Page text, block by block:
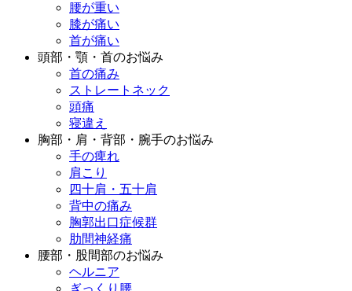
腰が重い
膝が痛い
首が痛い
頭部・顎・首のお悩み
首の痛み
ストレートネック
頭痛
寝違え
胸部・肩・背部・腕手のお悩み
手の痺れ
肩こり
四十肩・五十肩
背中の痛み
胸郭出口症候群
肋間神経痛
腰部・股間部のお悩み
ヘルニア
ぎっくり腰